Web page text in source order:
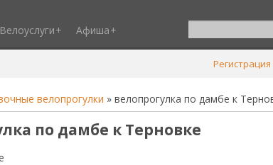
Велоуслуги Афиша
Регистрация
велопрогулки » велопрогулка по дамбе к
по дамбе к Терновке